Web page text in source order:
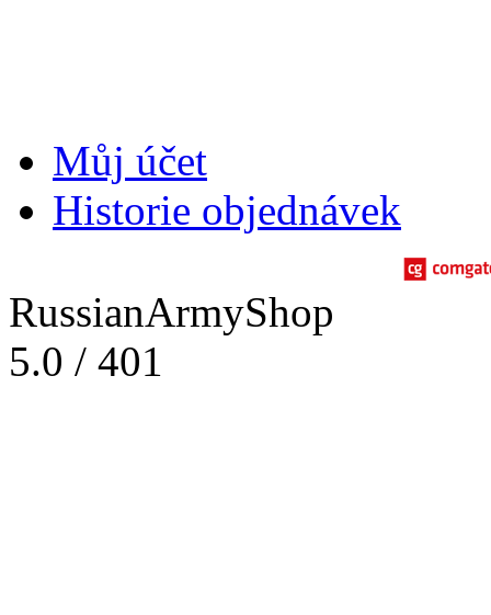
Můj účet
Historie objednávek
RussianArmyShop
5.0 / 401